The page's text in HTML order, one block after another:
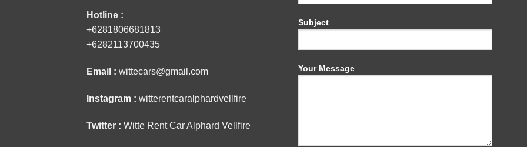
Hotline :
+6281806681813
+6282113700435
Email : wittecars@gmail.com
Instagram : witterentcaralphardvellfire
Twitter : Witte Rent Car Alphard Vellfire
Subject
Your Message